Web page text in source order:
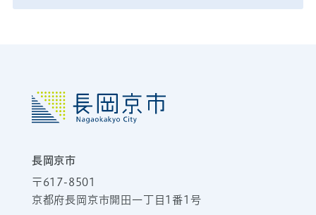
長岡京市
〒617-8501
京都府長岡京市開田一丁目1番1号